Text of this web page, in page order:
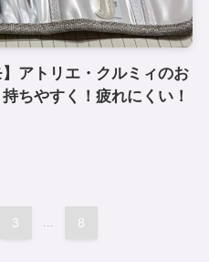
アトリエ・クルミィのお
ちやすく！疲れにくい！
3 8